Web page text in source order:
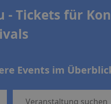
Tickets für
Events im